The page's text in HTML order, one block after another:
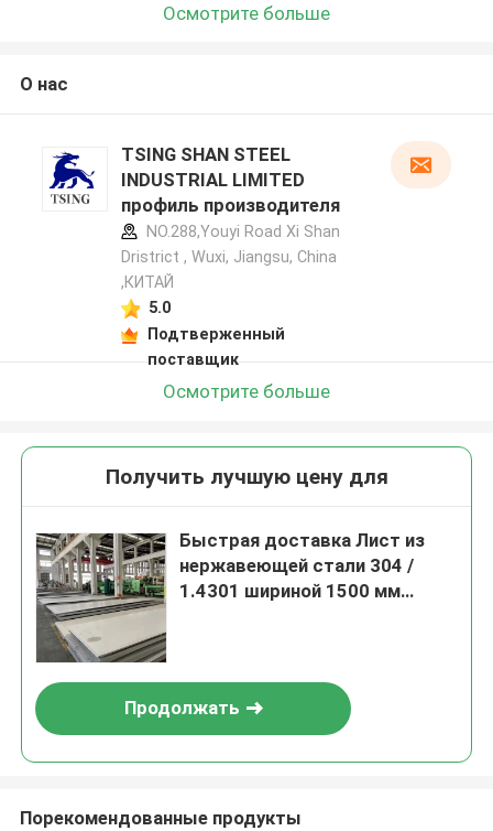
Осмотрите больше
О нас
TSING SHAN STEEL
INDUSTRIAL LIMITED
профиль производителя
NO.288,Youyi Road Xi Shan
Dristrict , Wuxi, Jiangsu, China
,КИТАЙ
5.0
Подтверженный
поставщик
Осмотрите больше
Получить лучшую цену для
Быстрая доставка Лист из
нержавеющей стали 304 /
1.4301 шириной 1500 мм
Продолжать
Порекомендованные продукты